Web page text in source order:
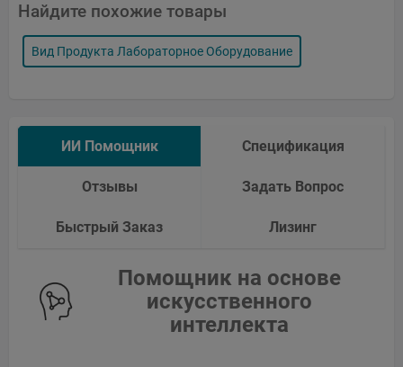
Найдите похожие товары
Вид Продукта Лабораторное Оборудование
ИИ Помощник Спецификация
Отзывы Задать Вопрос
Быстрый Заказ Лизинг
Помощник на основе
искусственного
интеллекта